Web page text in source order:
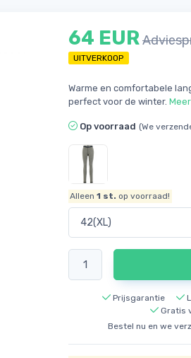
64 EUR
UITVERKOOP
Warme en comfortabele
perfect voor de winter.
Op voorraad (We
Alleen1 st. op voorraad!
Prijsgarantie
Gratis
Bestel nu en we